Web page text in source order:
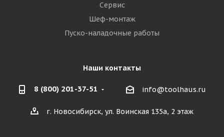
Сервис
Шеф-монтаж
Пуско-наладочные работы
Наши контакты
8 (800) 201-37-51 info@toolhaus.ru
г. Новосибирск, ул. Воинская 135а, 2 этаж